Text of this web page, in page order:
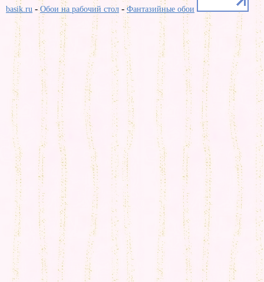
basik.ru -Обои на рабочий стол -Фантазийные обои